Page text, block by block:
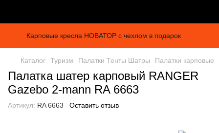
Карповые кресла НОВАТОР с чехлом в подарок
Каталог Туризм Палатки Тенты Шатры Палатки карповые
Палатка шатер карповый RANGER
Gazebo 2-mann RA 6663
Артикул: RA 6663 Оставить отзыв